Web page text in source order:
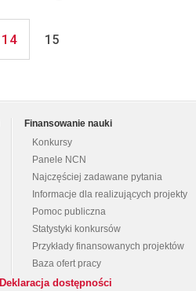
14 15
Finansowanie nauki
Konkursy
Panele NCN
Najczęściej zadawane pytania
Informacje dla realizujących projekty
Pomoc publiczna
Statystyki konkursów
Przykłady finansowanych projektów
Baza ofert pracy
Deklaracja dostępności